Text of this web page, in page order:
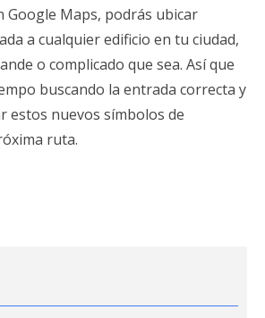
Google Maps, podrás ubicar
a cualquier edificio en tu ciudad,
o complicado que sea. Así que
buscando la entrada correcta y
estos nuevos símbolos de
ruta.
Categorías